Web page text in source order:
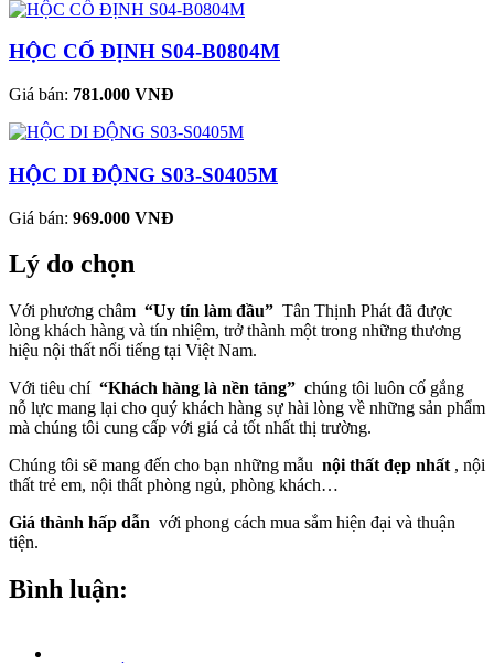
HỘC CỐ ĐỊNH S04-B0804M
Giá bán: 781.000 VNĐ
HỘC DI ĐỘNG S03-S0405M
Giá bán: 969.000 VNĐ
Lý do chọn
Với phương châm “Uy tín làm đầu” Tân Thịnh Phát đã được
lòng khách hàng và tín nhiệm, trở thành một trong những thương
hiệu nội thất nổi tiếng tại Việt Nam.
Với tiêu chí “Khách hàng là nền tảng” chúng tôi luôn cố gắng
nỗ lực mang lại cho quý khách hàng sự hài lòng về những sản phẩm
mà chúng tôi cung cấp với giá cả tốt nhất thị trường.
Chúng tôi sẽ mang đến cho bạn những mẫu nội thất đẹp nhất , nội
thất trẻ em, nội thất phòng ngủ, phòng khách…
Giá thành hấp dẫn với phong cách mua sắm hiện đại và thuận
tiện.
Bình luận: